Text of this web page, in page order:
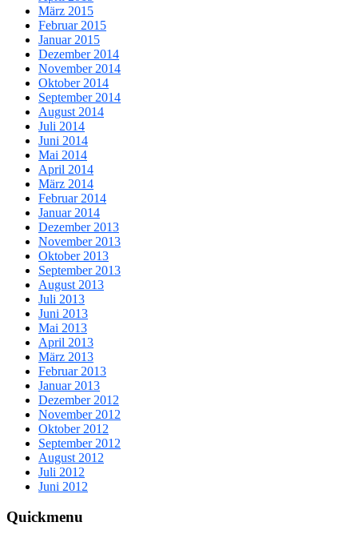
März 2015
Februar 2015
Januar 2015
Dezember 2014
November 2014
Oktober 2014
September 2014
August 2014
Juli 2014
Juni 2014
Mai 2014
April 2014
März 2014
Februar 2014
Januar 2014
Dezember 2013
November 2013
Oktober 2013
September 2013
August 2013
Juli 2013
Juni 2013
Mai 2013
April 2013
März 2013
Februar 2013
Januar 2013
Dezember 2012
November 2012
Oktober 2012
September 2012
August 2012
Juli 2012
Juni 2012
Quickmenu